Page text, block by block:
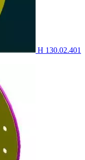
Н 130.02.401